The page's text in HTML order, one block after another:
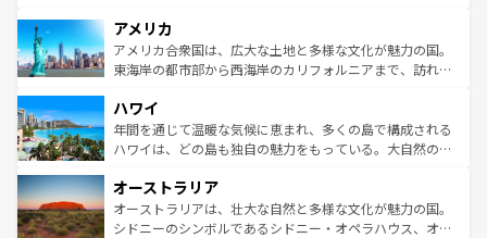
ンツ一覧を参照してほしい。
の建物がそのまま残る町や、スイスならではのユニークな
博物館もあり、アルプス観光だけでなく町歩きも満喫する
ことができる。国民の所得が高いため物価も高いが、旅行
ば市内交通費無料で観光を楽しむこともできる。 なお、新
着のスイス情報はコンテンツ一覧 を参照してほしい。
アメリカ
アメリカ合衆国は、広大な土地と多様な文化が魅力の国。
東海岸の都市部から西海岸のカリフォルニアまで、訪れる
のような巨大都市は、観光、ショッピング、エンターテイ
ンメントが詰まった刺激的なスポットだ。一方、アメリカ
西部には大自然が広がり、グランドキャニオンやイエロー
部のニューオーリンズでは、音楽と美食が融合した独特の
文化が魅力。旅行者はアメリカの各地域で異なる魅力を楽
しみながら、その多様性と豊かな歴史を感じることができ
ハワイ
年間を通じて温暖な気候に恵まれ、多くの島で構成される
ハワイは、どの島も独自の魅力をもっている。大自然の神
ワイ島は見逃せない。また、定番の観光地といえばオアフ
島だが、静かな自然を求めるならマウイ島やカウアイ島が
おすすめ。エメラルドグリーンに輝く海をはじめ、豊かな
オーストラリア
オーストラリアは、壮大な自然と多様な文化が魅力の国。
シドニーのシンボルであるシドニー・オペラハウス、オー